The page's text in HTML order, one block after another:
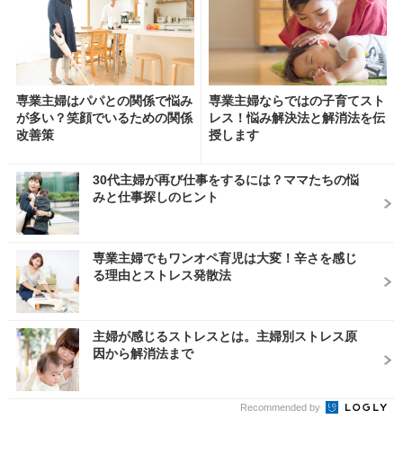
専業主婦はパパとの関係で悩み
が多い？笑顔でいるための関係
改善策
専業主婦ならではの子育てスト
レス！悩み解決法と解消法を伝
授します
30代主婦が再び仕事をするには？ママたちの悩
みと仕事探しのヒント
専業主婦でもワンオペ育児は大変！辛さを感じ
る理由とストレス発散法
主婦が感じるストレスとは。主婦別ストレス原
因から解消法まで
Recommended by